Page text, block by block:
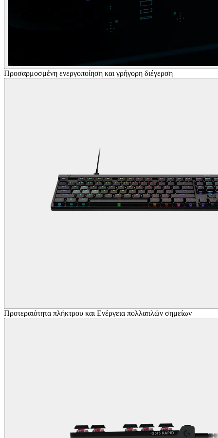
Προσαρμοσμένη ενεργοποίηση και γρήγορη διέγερση
Προτεραιότητα πλήκτρου και Ενέργεια πολλαπλών σημείων